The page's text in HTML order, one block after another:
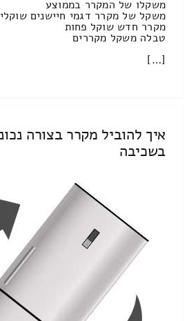
משקלו של המקרר בממוצע
משקל של מקרר דגמי חיישנים
מקרר חדש שוקל פחות
טבלה משקל מקררים
[…]
איך להוביל מקרר בצורה
בשכיבה